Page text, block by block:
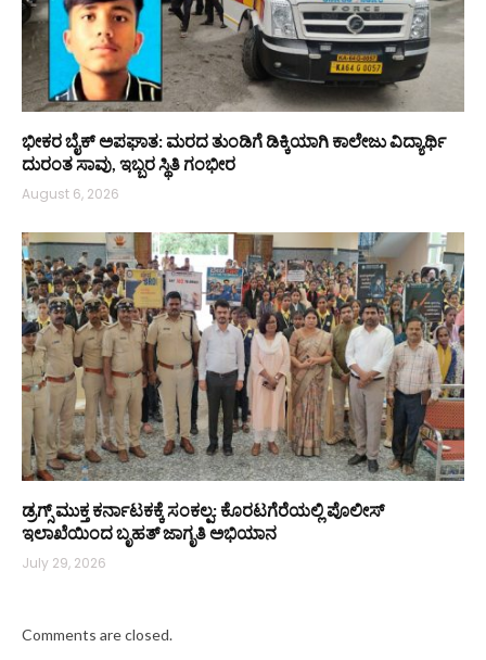
ಭೀಕರ ಬೈಕ್ ಅಪಘಾತ: ಮರದ ತುಂಡಿಗೆ ಡಿಕ್ಕಿಯಾಗಿ ಕಾಲೇಜು ವಿದ್ಯಾರ್ಥಿ
ದುರಂತ ಸಾವು, ಇಬ್ಬರ ಸ್ಥಿತಿ ಗಂಭೀರ
August 6, 2026
ಡ್ರಗ್ಸ್ ಮುಕ್ತ ಕರ್ನಾಟಕಕ್ಕೆ ಸಂಕಲ್ಪ: ಕೊರಟಗೆರೆಯಲ್ಲಿ ಪೊಲೀಸ್
ಇಲಾಖೆಯಿಂದ ಬೃಹತ್ ಜಾಗೃತಿ ಅಭಿಯಾನ
July 29, 2026
Comments are closed.